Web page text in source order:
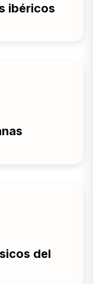
ibéricos
del